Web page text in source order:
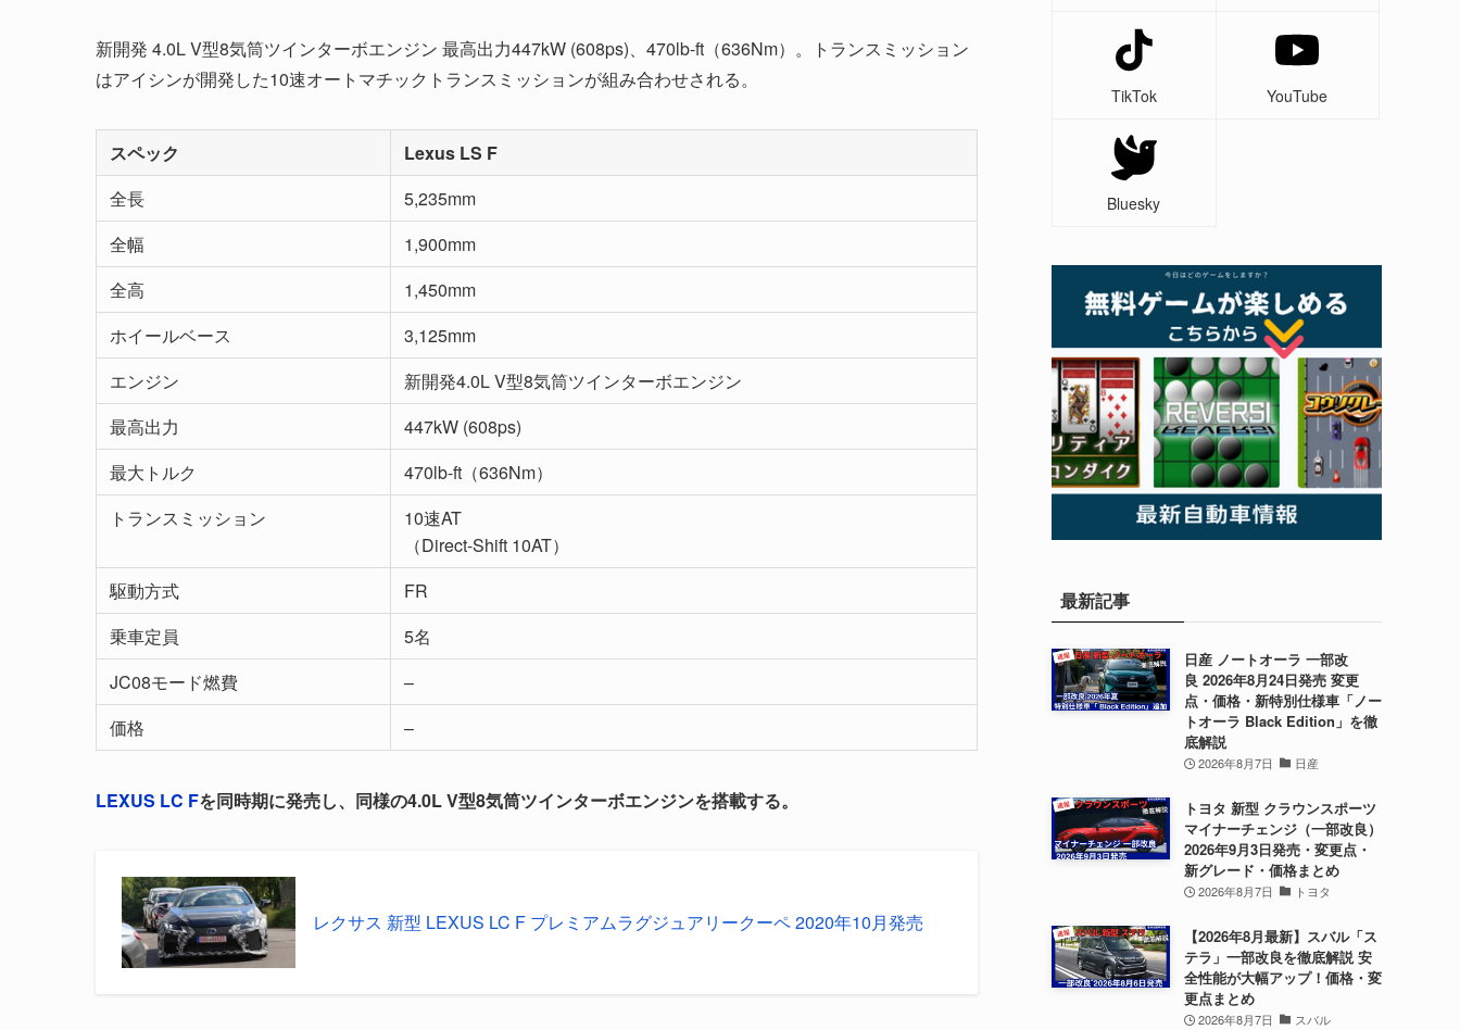
新開発 4.0L V型8気筒ツインターボエンジン 最高出力447kW (608ps)、470lb-ft（636Nm）。トランスミッション
はアイシンが開発した10速オートマチックトランスミッションが組み合わせされる。
スペック
Lexus LS F
全長
5,235mm
全幅
1,900mm
全高
1,450mm
ホイールベース
3,125mm
エンジン
新開発4.0L V型8気筒ツインターボエンジン
最高出力
447kW (608ps)
最大トルク
470lb-ft（636Nm）
トランスミッション
10速AT
（Direct-Shift 10AT）
駆動方式
FR
乗車定員
5名
JC08モード燃費
–
価格
–
LEXUS LC Fを同時期に発売し、同様の4.0L V型8気筒ツインターボエンジンを搭載する。
レクサス 新型 LEXUS LC F プレミアムラグジュアリークーペ 2020年10月発売
TikTok YouTube
Bluesky
最新記事
日産 ノートオーラ 一部改
良 2026年8月24日発売 変更
点・価格・新特別仕様車「ノー
トオーラ Black Edition」を徹
底解説
2026年8月7日 日産
トヨタ 新型 クラウンスポーツ
マイナーチェンジ（一部改良）
2026年9月3日発売・変更点・
新グレード・価格まとめ
2026年8月7日 トヨタ
【2026年8月最新】スバル「ス
テラ」一部改良を徹底解説 安
全性能が大幅アップ！価格・変
更点まとめ
2026年8月7日 スバル